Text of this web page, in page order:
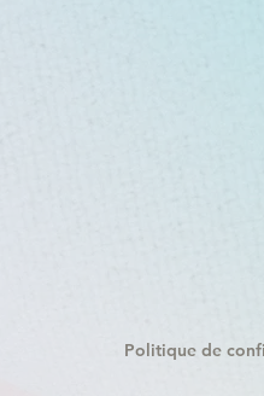
Politique de